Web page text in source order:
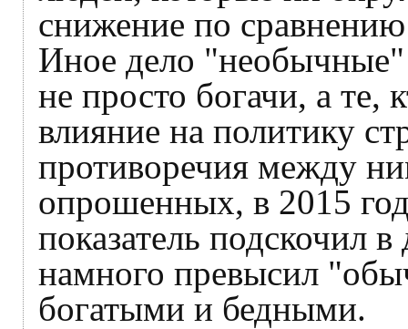
снижение по
Иное дело "необычные"
не просто богачи, а те,
влияние на политику
противоречия между
опрошенных, в 2015
показатель подскочил
намного превысил
богатыми и бедными.